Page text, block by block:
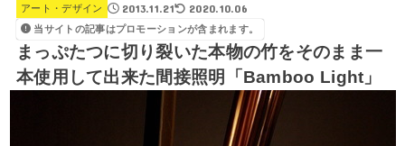
アート・デザイン 2013.11.21 2020.10.06
当サイトの記事はプロモーションが含まれます。
まっぷたつに切り裂いた本物の竹をそのまま一
本使用して出来た間接照明「Bamboo Light」